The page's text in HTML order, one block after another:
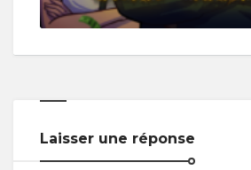
Laisser une réponse